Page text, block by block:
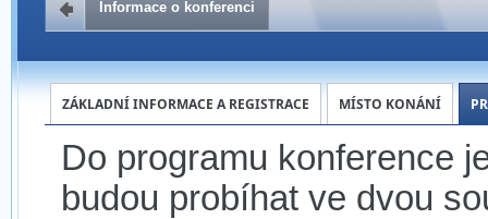
Informace o konferenci
ZÁKLADNÍ INFORMACE A REGISTRACE MÍSTO KONÁNÍ
Do programu konference
budou probíhat ve dvou